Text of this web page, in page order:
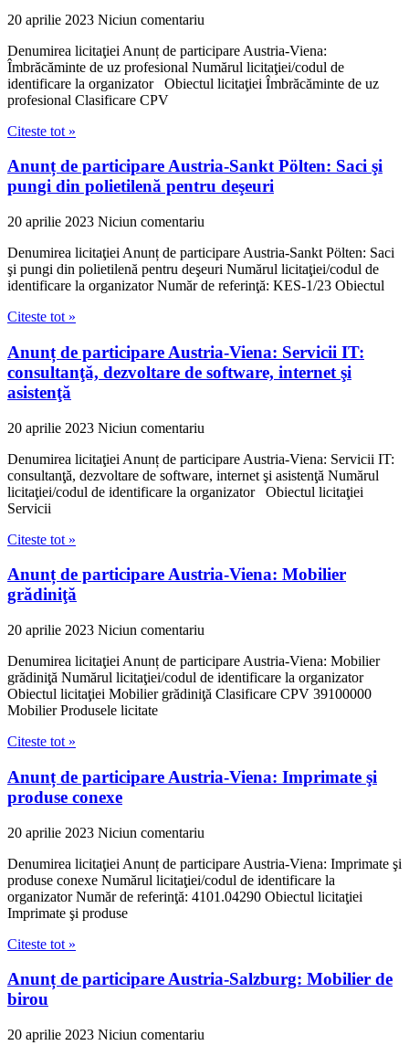
20 aprilie 2023 Niciun comentariu
Denumirea licitaţiei Anunț de participare Austria-Viena:
Îmbrăcăminte de uz profesional Numărul licitaţiei/codul de
identificare la organizator Obiectul licitaţiei Îmbrăcăminte de uz
profesional Clasificare CPV
Citeste tot »
Anunț de participare Austria-Sankt Pölten: Saci şi
pungi din polietilenă pentru deşeuri
20 aprilie 2023 Niciun comentariu
Denumirea licitaţiei Anunț de participare Austria-Sankt Pölten: Saci
şi pungi din polietilenă pentru deşeuri Numărul licitaţiei/codul de
identificare la organizator Număr de referinţă: KES-1/23 Obiectul
Citeste tot »
Anunț de participare Austria-Viena: Servicii IT:
consultanţă, dezvoltare de software, internet şi
asistenţă
20 aprilie 2023 Niciun comentariu
Denumirea licitaţiei Anunț de participare Austria-Viena: Servicii IT:
consultanţă, dezvoltare de software, internet şi asistenţă Numărul
licitaţiei/codul de identificare la organizator Obiectul licitaţiei
Servicii
Citeste tot »
Anunț de participare Austria-Viena: Mobilier
grădiniţă
20 aprilie 2023 Niciun comentariu
Denumirea licitaţiei Anunț de participare Austria-Viena: Mobilier
grădiniţă Numărul licitaţiei/codul de identificare la organizator
Obiectul licitaţiei Mobilier grădiniţă Clasificare CPV 39100000
Mobilier Produsele licitate
Citeste tot »
Anunț de participare Austria-Viena: Imprimate şi
produse conexe
20 aprilie 2023 Niciun comentariu
Denumirea licitaţiei Anunț de participare Austria-Viena: Imprimate şi
produse conexe Numărul licitaţiei/codul de identificare la
organizator Număr de referinţă: 4101.04290 Obiectul licitaţiei
Imprimate şi produse
Citeste tot »
Anunț de participare Austria-Salzburg: Mobilier de
birou
20 aprilie 2023 Niciun comentariu